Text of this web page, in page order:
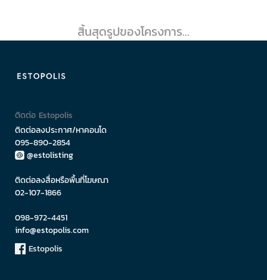
สิ้นสุดรูปของโครงการ...
ติดต่อ Estopolis
ติดต่อลงประกาศ/หาคอนโด
095-890-2854
@estolisting
ติดต่อลงสื่อหรือพื้นที่โฆษณา
02-107-1866
098-972-4451
info@estopolis.com
Estopolis